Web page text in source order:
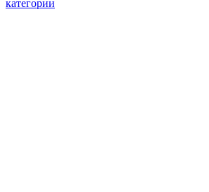
категории